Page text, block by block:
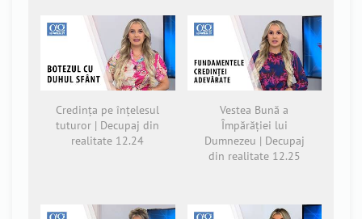
Credința pe înțelesul
tuturor | Decupaj din
realitate 12.24
Vestea Bună a
Împărăției lui
Dumnezeu | Decupaj
din realitate 12.25